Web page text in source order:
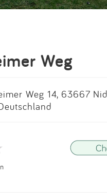
Weg
Weg 14, 63667